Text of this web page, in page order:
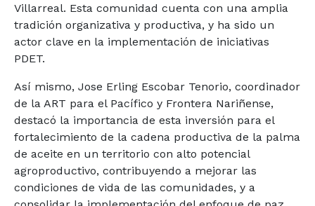
Villarreal. Esta comunidad cuenta con una amplia
tradición organizativa y productiva, y ha sido un
actor clave en la implementación de iniciativas
PDET.
Así mismo, Jose Erling Escobar Tenorio, coordinador
de la ART para el Pacífico y Frontera Nariñense,
destacó la importancia de esta inversión para el
fortalecimiento de la cadena productiva de la palma
de aceite en un territorio con alto potencial
agroproductivo, contribuyendo a mejorar las
condiciones de vida de las comunidades, y a